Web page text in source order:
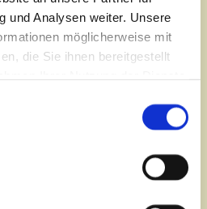
und Analysen weiter. Unsere
möglicherweise mit
die Sie ihnen bereitgestellt